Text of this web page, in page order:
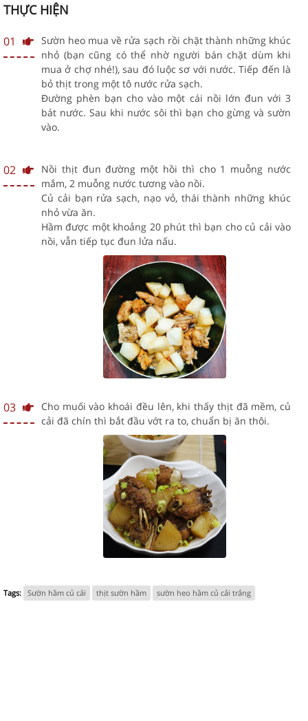
THỰC HIỆN
01
Sườn heo mua về rửa sạch rồi chặt thành những khúc
nhỏ (bạn cũng có thể nhờ người bán chặt dùm khi
mua ở chợ nhé!), sau đó luộc sơ với nước. Tiếp đến là
bỏ thịt trong một tô nước rửa sạch.
Đường phèn bạn cho vào một cái nồi lớn đun với 3
bát nước. Sau khi nước sôi thì bạn cho gừng và sườn
vào.
02
Nồi thịt đun đường một hồi thì cho 1 muỗng nước
mắm, 2 muỗng nước tương vào nồi.
Củ cải bạn rửa sạch, nạo vỏ, thái thành những khúc
nhỏ vừa ăn.
Hầm được một khoảng 20 phút thì bạn cho củ cải vào
nồi, vẫn tiếp tục đun lửa nấu.
03
Cho muối vào khoái đều lên, khi thấy thịt đã mềm, củ
cải đã chín thì bắt đầu vớt ra to, chuẩn bị ăn thôi.
Tags: Sườn hầm củ cải thịt sườn hầm sườn heo hầm củ cải trắng